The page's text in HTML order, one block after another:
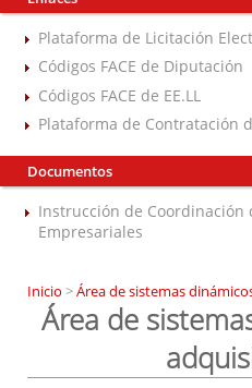
Plataforma de Licitación
Códigos FACE de Diputación
Códigos FACE de EE.LL
Plataforma de Contratación
Documentos
Instrucción de Coordinación
Empresariales
Inicio >Área de sistemas
Área de